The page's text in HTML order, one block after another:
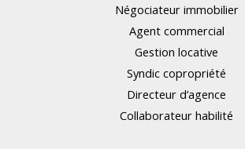
Négociateur immobilier
Agent commercial
Gestion locative
Syndic copropriété
Directeur d’agence
Collaborateur habilité